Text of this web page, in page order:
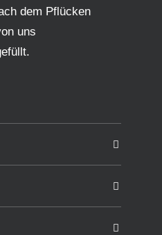
dem Pflücken
uns